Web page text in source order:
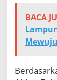
BACA